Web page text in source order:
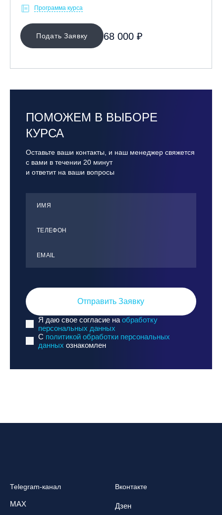
Программа курса
Подать Заявку 68 000 ₽
ПОМОЖЕМ В ВЫБОРЕ
КУРСА
Оставьте ваши контакты, и наш менеджер свяжется
с вами в течении 20 минут
и ответит на ваши вопросы
ИМЯ
ТЕЛЕФОН
ЕMАIL
Отправить Заявку
Я даю свое согласие на обработку
персональных данных
C политикой обработки персональных
данных ознакомлен
Telegram-канал Вконтакте
MAX Дзен